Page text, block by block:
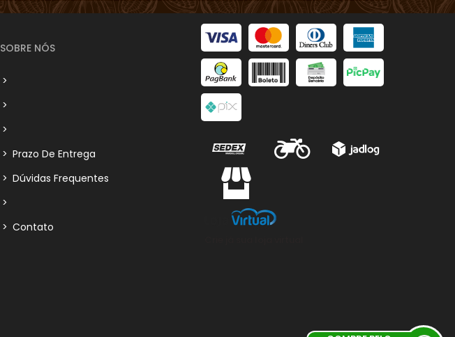
SOBRE NÓS
>
>
>
> Prazo De Entrega
> Dúvidas Frequentes
>
> Contato